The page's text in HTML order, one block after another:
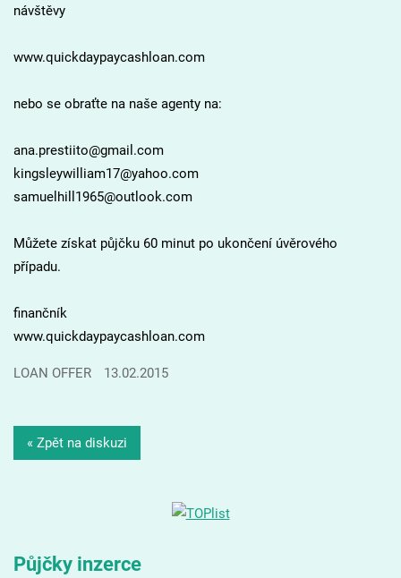
návštěvy
www.quickdaypaycashloan.com
nebo se obraťte na naše agenty na:
ana.prestiito@gmail.com
kingsleywilliam17@yahoo.com
samuelhill1965@outlook.com
Můžete získat půjčku 60 minut po ukončení úvěrového
případu.
finančník
www.quickdaypaycashloan.com
LOAN OFFER 13.02.2015
« Zpět na diskuzi
Půjčky inzerce